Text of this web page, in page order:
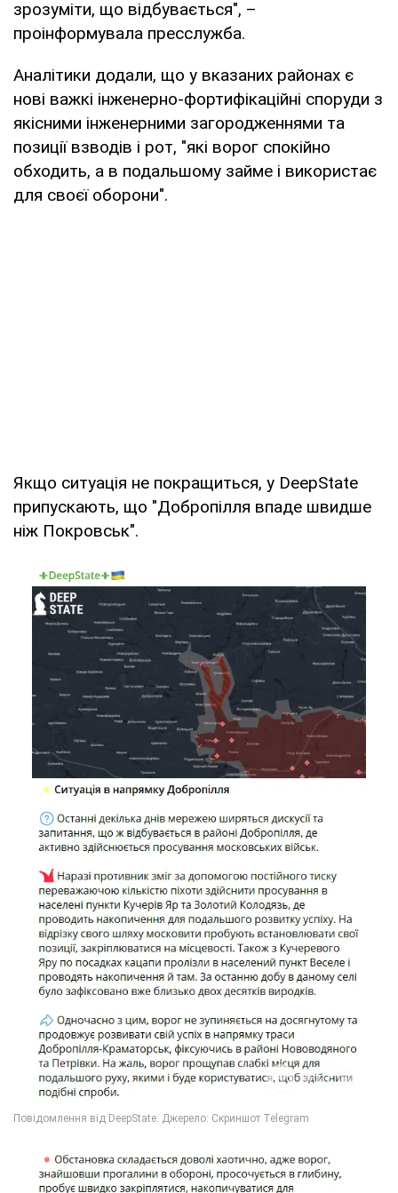
зрозуміти, що відбувається", –
проінформувала пресслужба.
Аналітики додали, що у вказаних районах є
нові важкі інженерно-фортифікаційні споруди з
якісними інженерними загородженнями та
позиції взводів і рот, "які ворог спокійно
обходить, а в подальшому займе і використає
для своєї оборони".
Якщо ситуація не покращиться, у DeepState
припускають, що "Добропілля впаде швидше
ніж Покровськ".